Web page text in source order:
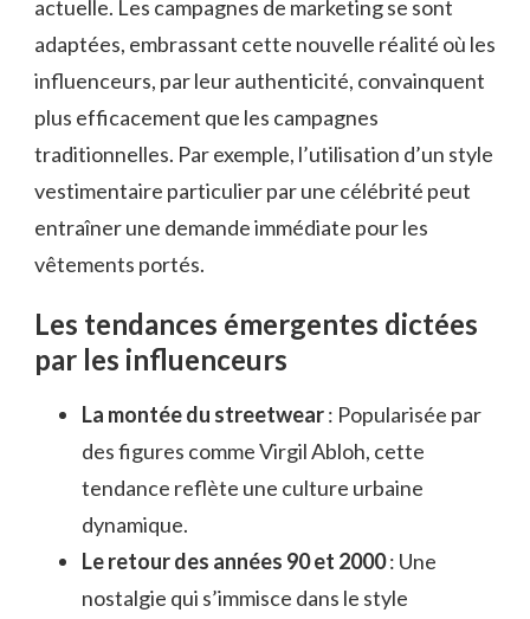
actuelle. Les campagnes de marketing se sont
adaptées, embrassant cette nouvelle réalité où les
influenceurs, par leur authenticité, convainquent
plus efficacement que les campagnes
traditionnelles. Par exemple, l’utilisation d’un style
vestimentaire particulier par une célébrité peut
entraîner une demande immédiate pour les
vêtements portés.
Les tendances émergentes dictées
par les influenceurs
La montée du streetwear: Popularisée par
des figures comme Virgil Abloh, cette
tendance reflète une culture urbaine
dynamique.
Le retour des années 90 et 2000: Une
nostalgie qui s’immisce dans le style